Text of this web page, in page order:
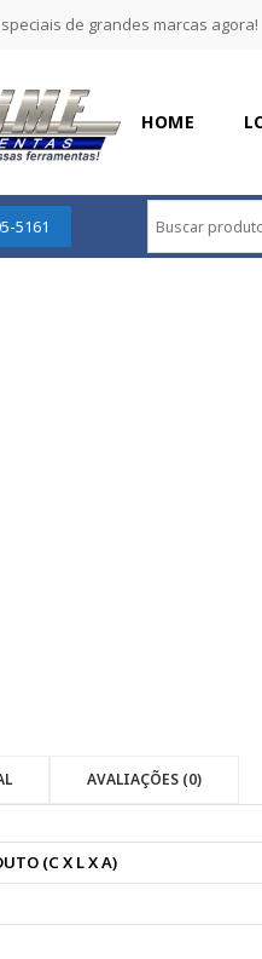
de grandes marcas agora!
HOME
5161
AVALIAÇÕES (0)
(C X L X A)